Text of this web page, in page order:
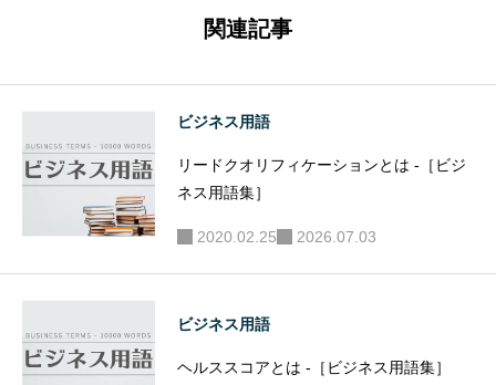
関連記事
ビジネス用語
リードクオリフィケーションとは -［ビジ
ネス用語集］
2020.02.25 2026.07.03
ビジネス用語
ヘルススコアとは -［ビジネス用語集］